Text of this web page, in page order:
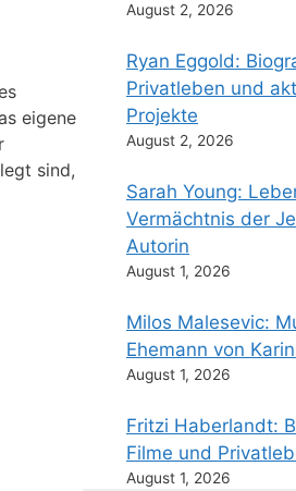
eigene
sind,
August 2, 2026
Ryan Eggold:
Privatleben und
Projekte
August 2, 2026
Sarah Young:
Vermächtnis der
Autorin
August 1, 2026
Milos Malesevic:
Ehemann von
August 1, 2026
Fritzi Haberlandt:
Filme und
August 1, 2026